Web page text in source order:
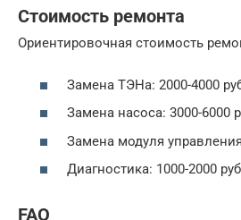
Стоимость ремонта
Ориентировочная стоимость
Замена ТЭНа: 2000-4000
Замена насоса: 3000-6000
Замена модуля
Диагностика: 1000-2000
FAQ